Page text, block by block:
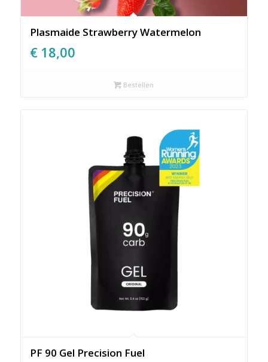
Plasmaide Strawberry Watermelon
€ 18,00
Bestellen
PF 90 Gel Precision Fuel